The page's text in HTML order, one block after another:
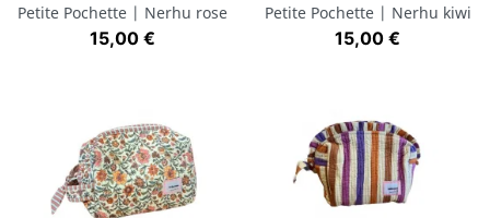
Petite Pochette | Nerhu rose
Prix
15,00 €
Petite Pochette | Nerhu kiwi
Prix
15,00 €